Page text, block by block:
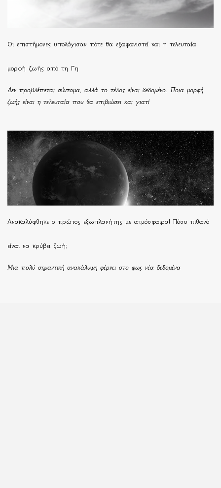
Οι επιστήμονες υπολόγισαν πότε θα εξαφανιστεί και η τελευταία
μορφή ζωής από τη Γη
Δεν προβλέπεται σύντομα, αλλά το τέλος είναι δεδομένο. Ποια μορφή
ζωής είναι η τελευταία που θα επιβιώσει και γιατί
Ανακαλύφθηκε ο πρώτος εξωπλανήτης με ατμόσφαιρα! Πόσο πιθανό
είναι να κρύβει ζωή;
Μια πολύ σημαντική ανακάλυψη φέρνει στο φως νέα δεδομένα